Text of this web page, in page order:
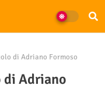
di Adriano Formoso
di Adriano